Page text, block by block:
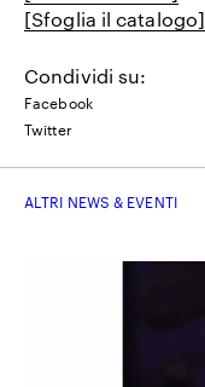
[Sfoglia il catalogo]
Condividi su:
Facebook
Twitter
ALTRI NEWS & EVENTI